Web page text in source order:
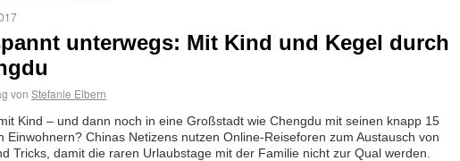
unterwegs: Mit Kind und Kegel durch
von Stefanie Elbern
Kind – und dann noch in eine Großstadt wie Chengdu mit seinen knapp 15
Einwohnern? Chinas Netizens nutzen Online-Reiseforen zum Austausch von
Tricks, damit die raren Urlaubstage mit der Familie nicht zur Qual werden.